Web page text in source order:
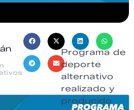
Programa de
deporte
alternativo
realizado y
producido